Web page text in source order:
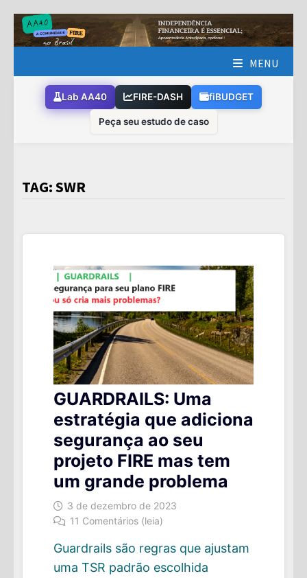
Skip
to
MENU
Lab AA40 FIRE-DASH fiBUDGET
Peça seu estudo de caso
TAG:SWR
GUARDRAILS: Uma
estratégia que adiciona
segurança ao seu
projeto FIRE mas tem
um grande problema
3 de dezembro de 2023
11 Comentários (leia)
Guardrails são regras que ajustam
uma TSR padrão escolhida